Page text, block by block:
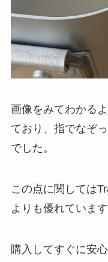
画像をみてわかる
ており、指でなぞ
でした。
この点に関しては
よりも優れています
購入してすぐに安